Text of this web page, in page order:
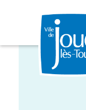
Aller